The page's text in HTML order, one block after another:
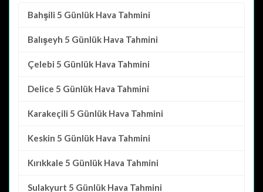
Bahşili 5 Günlük Hava Tahmini
Balışeyh 5 Günlük Hava Tahmini
Çelebi 5 Günlük Hava Tahmini
Delice 5 Günlük Hava Tahmini
Karakeçili 5 Günlük Hava Tahmini
Keskin 5 Günlük Hava Tahmini
Kırıkkale 5 Günlük Hava Tahmini
Sulakyurt 5 Günlük Hava Tahmini